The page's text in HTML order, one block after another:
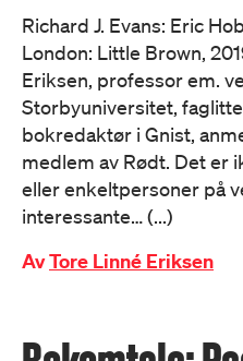
Richard J. Evans: Eric
London: Little Brown,
Eriksen, professor em.
Storbyuniversitet,
bokredaktør i Gnist,
medlem av Rødt. Det er
eller enkeltpersoner på
interessante… (...)
AvTore Linné Eriksen